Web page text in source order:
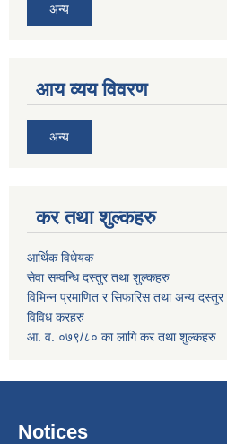
अन्य
आय व्यय विवरण
अन्य
कर तथा शुल्कहरु
आर्थिक विधेयक
सेवा सम्वन्धि दस्तुर तथा शुल्कहरु
विभिन्न प्रमाणित र सिफारिस तथा अन्य दस्तुर
विविध करहरु
आ. व. ०७९/८० का लागि कर तथा शुल्कहरु
Notices